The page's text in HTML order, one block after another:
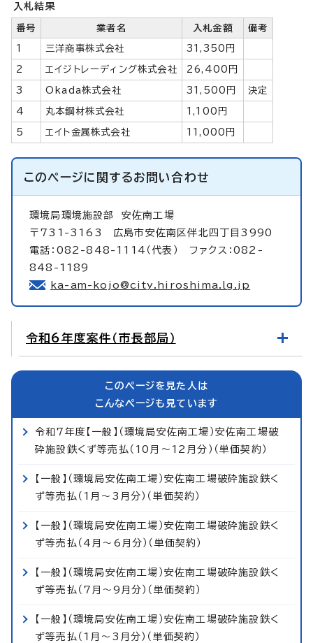
入札結果
番号 業者名 入札金額 備考
1 三洋商事株式会社 31,350円
2 エイジトレーディング株式会社 26,400円
3 Okada株式会社 31,500円 決定
4 丸本鋼材株式会社 1,100円
5 エイト金属株式会社 11,000円
このページに関するお問い合わせ
環境局環境施設部 安佐南工場
〒731-3163 広島市安佐南区伴北四丁目3990
電話：082-848-1114（代表） ファクス：082-
848-1189
ka-am-kojo@city.hiroshima.lg.jp
令和6年度案件（市長部局）
このページを見た人は
こんなページも見ています
令和7年度【一般】（環境局安佐南工場）安佐南工場破
砕施設鉄くず等売払（10月～12月分）（単価契約）
【一般】（環境局安佐南工場）安佐南工場破砕施設鉄く
ず等売払（1月～3月分）（単価契約）
【一般】（環境局安佐南工場）安佐南工場破砕施設鉄く
ず等売払（4月～6月分）（単価契約）
【一般】（環境局安佐南工場）安佐南工場破砕施設鉄く
ず等売払（7月～9月分）（単価契約）
【一般】（環境局安佐南工場）安佐南工場破砕施設鉄く
ず等売払（1月～3月分）（単価契約）